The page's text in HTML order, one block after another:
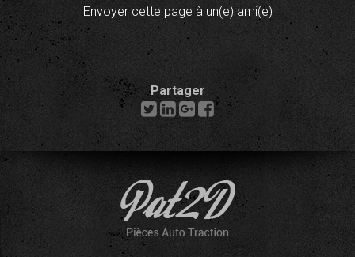
Envoyer cette page à un(e) ami(e)
Partager